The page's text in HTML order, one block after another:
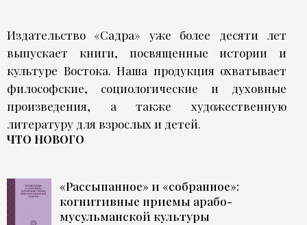
Издательство «Садра» уже более десяти лет
выпускает книги, посвященные истории и
культуре Востока. Наша продукция охватывает
философские, социологические и духовные
произведения, а также художественную
литературу для взрослых и детей.
ЧТО НОВОГО
«Рассыпанное» и «собранное»:
когнитивные приемы арабо-
мусульманской культуры